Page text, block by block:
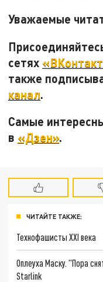
Уважаемые
сетях
также
канал.
Самые
в «Дзен».
ЧИТАЙТЕ ТАКЖЕ:
Технофашисты XXI века
Оплеуха Маску. "Пора
Starlink